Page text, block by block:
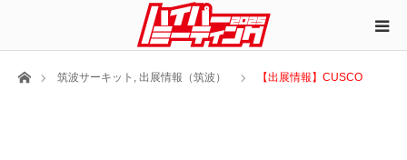
ホーム筑波サーキット , 出展情報（筑波） 【出展情報】CUSCO